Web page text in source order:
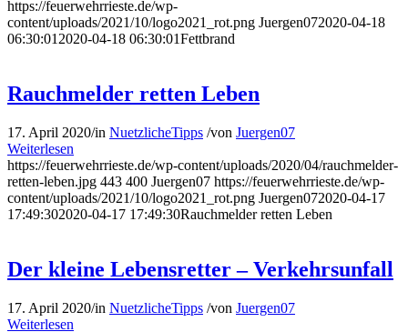
https://feuerwehrrieste.de/wp-
content/uploads/2021/10/logo2021_rot.png Juergen072020-04-18
06:30:01 2020-04-18 06:30:01Fettbrand
Rauchmelder retten Leben
17. April 2020/in NuetzlicheTipps /von Juergen07
Weiterlesen
https://feuerwehrrieste.de/wp-content/uploads/2020/04/rauchmelder-
retten-leben.jpg 443 400 Juergen07 https://feuerwehrrieste.de/wp-
content/uploads/2021/10/logo2021_rot.png Juergen072020-04-17
17:49:302020-04-17 17:49:30Rauchmelder retten Leben
Der kleine Lebensretter – Verkehrsunfall
17. April 2020/in NuetzlicheTipps /von Juergen07
Weiterlesen